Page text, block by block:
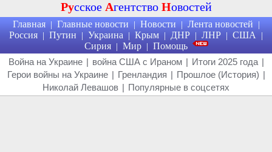
Русское Агентство Новостей
Главная | Главные новости | Новости | Лента новостей |
Россия | Путин | Украина | Крым | ДНР | ЛНР | США |
Сирия | Мир | Помощь
Война на Украине | война США с Ираном | Итоги 2025 года |
Герои войны на Украине | Гренландия | Прошлое (История) |
Николай Левашов | Популярные в соцсетях